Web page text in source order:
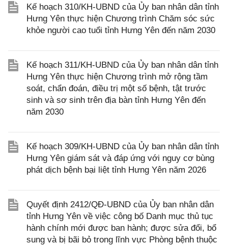
Kế hoạch 310/KH-UBND của Ủy ban nhân dân tỉnh
Hưng Yên thực hiện Chương trình Chăm sóc sức
khỏe người cao tuổi tỉnh Hưng Yên đến năm 2030
Kế hoạch 311/KH-UBND của Ủy ban nhân dân tỉnh
Hưng Yên thực hiện Chương trình mở rộng tầm
soát, chẩn đoán, điều trị một số bệnh, tật trước
sinh và sơ sinh trên địa bàn tỉnh Hưng Yên đến
năm 2030
Kế hoạch 309/KH-UBND của Ủy ban nhân dân tỉnh
Hưng Yên giám sát và đáp ứng với nguy cơ bùng
phát dịch bệnh bại liệt tỉnh Hưng Yên năm 2026
Quyết định 2412/QĐ-UBND của Ủy ban nhân dân
tỉnh Hưng Yên về việc công bố Danh mục thủ tục
hành chính mới được ban hành; được sửa đổi, bổ
sung và bị bãi bỏ trong lĩnh vực Phòng bệnh thuộc